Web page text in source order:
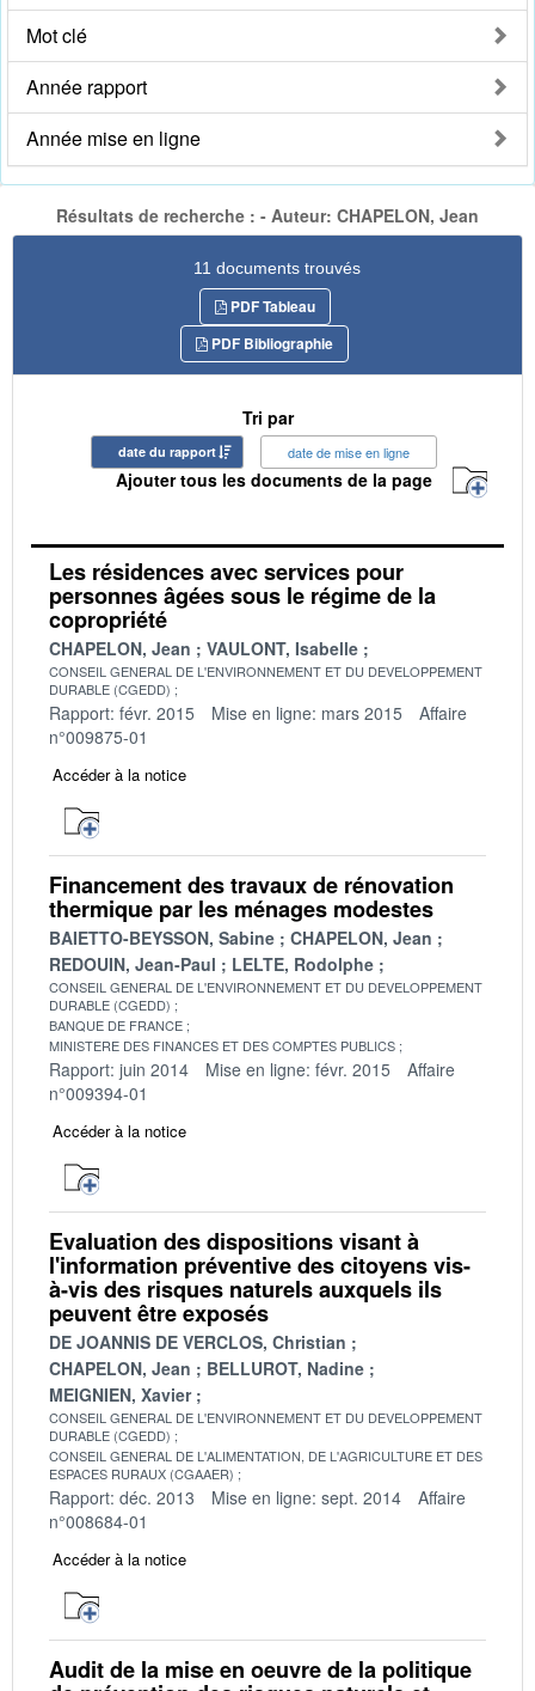
Mot clé
Année rapport
Année mise en ligne
Résultats de recherche : - Auteur: CHAPELON, Jean
11 documents trouvés
PDF Tableau
PDF Bibliographie
Tri par
date du rapport date de mise en ligne
Ajouter tous les documents de la page
Les résidences avec services pour
personnes âgées sous le régime de la
copropriété
CHAPELON, Jean VAULONT, Isabelle
CONSEIL GENERAL DE L'ENVIRONNEMENT ET DU DEVELOPPEMENT
DURABLE (CGEDD)
Rapport: févr. 2015 Mise en ligne: mars 2015
Affaire
n°009875-01
Accéder à la notice
Financement des travaux de rénovation
thermique par les ménages modestes
BAIETTO-BEYSSON, Sabine
CHAPELON, Jean
REDOUIN, Jean-Paul
LELTE, Rodolphe
CONSEIL GENERAL DE L'ENVIRONNEMENT ET DU DEVELOPPEMENT
DURABLE (CGEDD)
BANQUE DE FRANCE
MINISTERE DES FINANCES ET DES COMPTES PUBLICS
Rapport: juin 2014 Mise en ligne: févr. 2015
Affaire
n°009394-01
Accéder à la notice
Evaluation des dispositions visant à
l'information préventive des citoyens vis-
à-vis des risques naturels auxquels ils
peuvent être exposés
DE JOANNIS DE VERCLOS, Christian
CHAPELON, Jean
BELLUROT, Nadine
MEIGNIEN, Xavier
CONSEIL GENERAL DE L'ENVIRONNEMENT ET DU DEVELOPPEMENT
DURABLE (CGEDD)
CONSEIL GENERAL DE L'ALIMENTATION, DE L'AGRICULTURE ET DES
ESPACES RURAUX (CGAAER)
Rapport: déc. 2013 Mise en ligne: sept. 2014
Affaire
n°008684-01
Accéder à la notice
Audit de la mise en oeuvre de la politique